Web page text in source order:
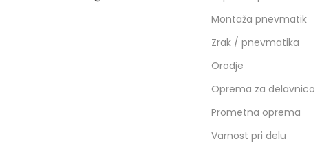
Montaža pnevmatik
Zrak / pnevmatika
Orodje
Oprema za delavnico
Prometna oprema
Varnost pri delu